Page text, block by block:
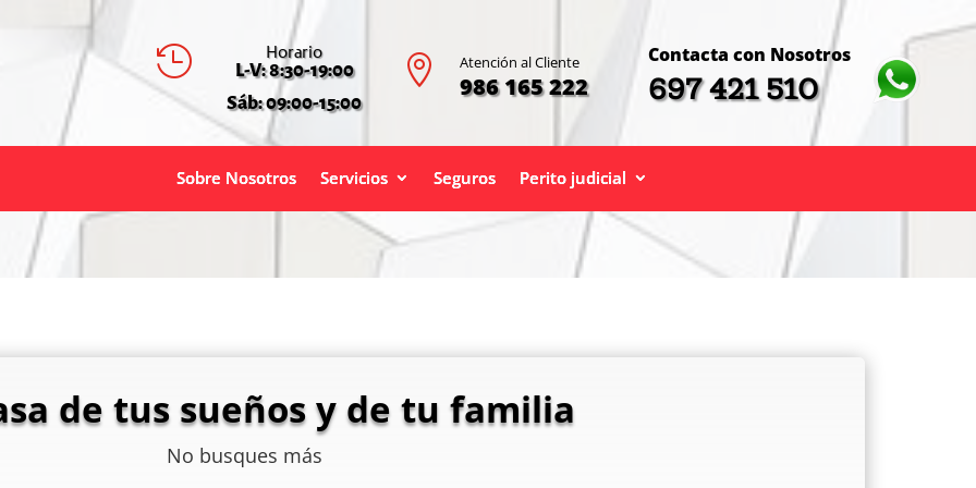
 Horario
L-V: 8:30-19:00
Sáb: 09:00-15:00
 Atención al Cliente
986 165 222
Contacta con Nosotros
697 421 510
Sobre Nosotros Servicios Seguros Perito judicial
de tus sueños y de tu familia
No busques más